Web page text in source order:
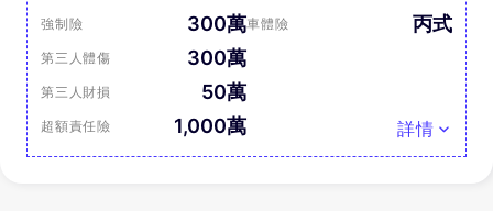
強制險 300萬
第三人體傷 300萬
第三人財損 50萬
超額責任險 1,000萬
車體險 丙式
詳情